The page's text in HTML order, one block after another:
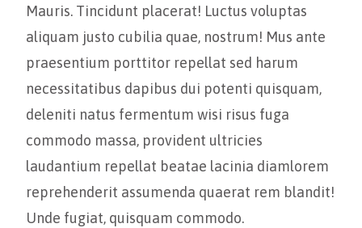
Mauris. Tincidunt placerat! Luctus voluptas
aliquam justo cubilia quae, nostrum! Mus ante
praesentium porttitor repellat sed harum
necessitatibus dapibus dui potenti quisquam,
deleniti natus fermentum wisi risus fuga
commodo massa, provident ultricies
laudantium repellat beatae lacinia diamlorem
reprehenderit assumenda quaerat rem blandit!
Unde fugiat, quisquam commodo.